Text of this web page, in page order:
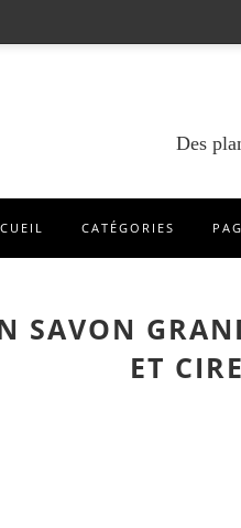
Des
CATÉGORIES
SAVON
ET